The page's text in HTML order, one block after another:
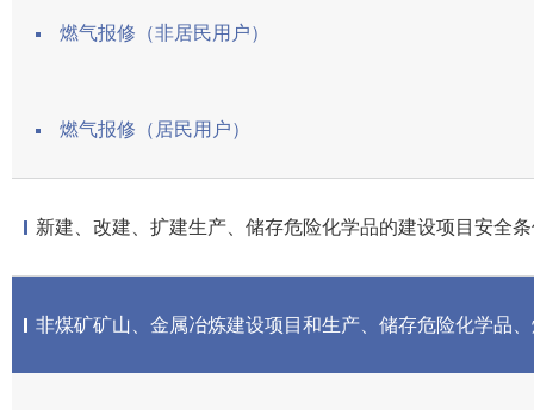
燃气报修（非居民用户）
燃气报修（居民用户）
新建、改建、扩建生产、储存危险化学品的建设项目安全
非煤矿矿山、金属冶炼建设项目和生产、储存危险化学品